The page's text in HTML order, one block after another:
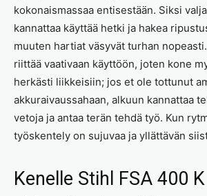
kokonaismassaa entisestään. Siksi
kannattaa käyttää hetki ja hakea
muuten hartiat väsyvät turhan
riittää vaativaan käyttöön, joten kone
herkästi liikkeisiin; jos et ole tottunut
akkuraivaussahaan, alkuun kannattaa
vetoja ja antaa terän tehdä työ. Kun
työskentely on sujuvaa ja yllättävän
Kenelle Stihl FSA 400 K